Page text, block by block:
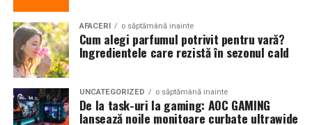
Materialele și construcția
pompei
O pompă folosită frecvent în curte trebuie să reziste la
umezeală, presiune, impurități și variații de temperatură.
Carcasa, rotorul, etanșările și racordurile influențează
exterior.
Olampa de masacu ulei de parafină amplasată discret
pe fiecare masă dintr-o curte interioară creează o
atmosferă intimă și elegantă. Flacăra oferă mișcare
naturală și reflexii subtile, imposibil de replicat complet
prin LED.
AFACERI o săptămână inainte
Cum alegi parfumul potrivit pentru vară?
Ingredientele care rezistă în sezonul cald
UNCATEGORIZED o săptămână inainte
De la task-uri la gaming: AOC GAMING
lansează noile monitoare curbate ultrawide